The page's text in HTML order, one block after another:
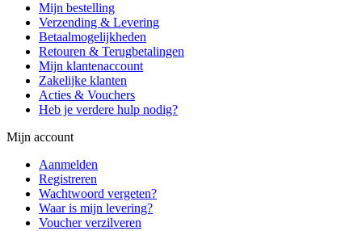
Mijn bestelling
Verzending & Levering
Betaalmogelijkheden
Retouren & Terugbetalingen
Mijn klantenaccount
Zakelijke klanten
Acties & Vouchers
Heb je verdere hulp nodig?
Mijn account
Aanmelden
Registreren
Wachtwoord vergeten?
Waar is mijn levering?
Voucher verzilveren